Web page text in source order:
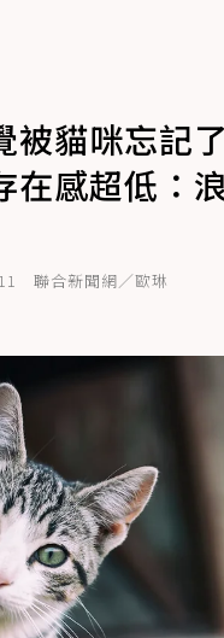
被貓咪忘記
在感超低：
聯合新聞網／歐琳